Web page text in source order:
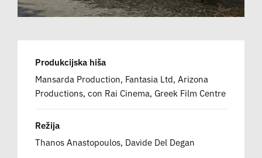
Produkcijska hiša
Mansarda Production, Fantasia Ltd, Arizona
Productions, con Rai Cinema, Greek Film Centre
Režija
Thanos Anastopoulos, Davide Del Degan